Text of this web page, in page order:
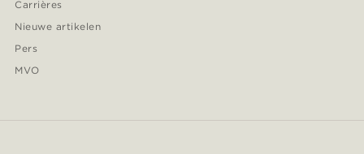
Carrières
Nieuwe artikelen
Pers
MVO